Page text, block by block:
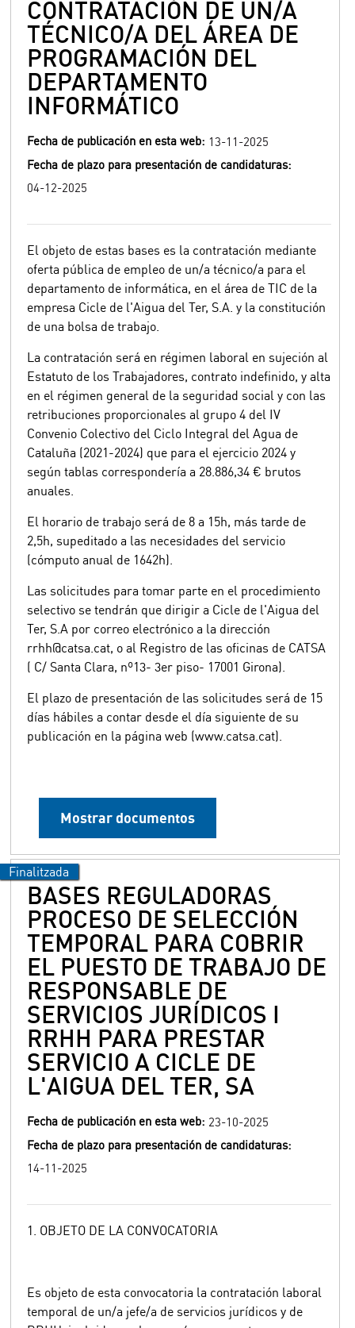
CONTRATACIÓN DE UN/A
TÉCNICO/A DEL ÁREA DE
PROGRAMACIÓN DEL
DEPARTAMENTO
INFORMÁTICO
Fecha de publicación en esta web: 13-11-2025
Fecha de plazo para presentación de candidaturas:
04-12-2025
El objeto de estas bases es la contratación mediante
oferta pública de empleo de un/a técnico/a para el
departamento de informática, en el área de TIC de la
empresa Cicle de l'Aigua del Ter, S.A. y la constitución
de una bolsa de trabajo.
La contratación será en régimen laboral en sujeción al
Estatuto de los Trabajadores, contrato indefinido, y alta
en el régimen general de la seguridad social y con las
retribuciones proporcionales al grupo 4 del IV
Convenio Colectivo del Ciclo Integral del Agua de
Cataluña (2021-2024) que para el ejercicio 2024 y
según tablas correspondería a 28.886,34 € brutos
anuales.
El horario de trabajo será de 8 a 15h, más tarde de
2,5h, supeditado a las necesidades del servicio
(cómputo anual de 1642h).
Las solicitudes para tomar parte en el procedimiento
selectivo se tendrán que dirigir a Cicle de l'Aigua del
Ter, S.A por correo electrónico a la dirección
rrhh@catsa.cat, o al Registro de las oficinas de CATSA
( C/ Santa Clara, nº13- 3er piso- 17001 Girona).
El plazo de presentación de las solicitudes será de 15
días hábiles a contar desde el día siguiente de su
publicación en la página web (www.catsa.cat).
Mostrar documentos
BASES REGULADORAS
PROCESO DE SELECCIÓN
TEMPORAL PARA COBRIR
EL PUESTO DE TRABAJO DE
RESPONSABLE DE
SERVICIOS JURÍDICOS I
RRHH PARA PRESTAR
SERVICIO A CICLE DE
L'AIGUA DEL TER, SA
Fecha de publicación en esta web: 23-10-2025
Fecha de plazo para presentación de candidaturas:
14-11-2025
1. OBJETO DE LA CONVOCATORIA
Es objeto de esta convocatoria la contratación laboral
temporal de un/a jefe/a de servicios jurídicos y de